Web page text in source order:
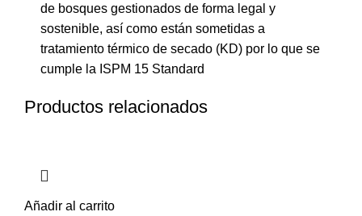
de bosques gestionados de forma legal y
sostenible, así como están sometidas a
tratamiento térmico de secado (KD) por lo que se
cumple la ISPM 15 Standard
Productos relacionados
Añadir al carrito